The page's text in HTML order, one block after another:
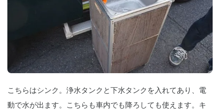
こちらはシンク。浄水タンクと下水タンクを入れてあり、電
動で水が出ます。こちらも車内でも降ろしても使えます。キ